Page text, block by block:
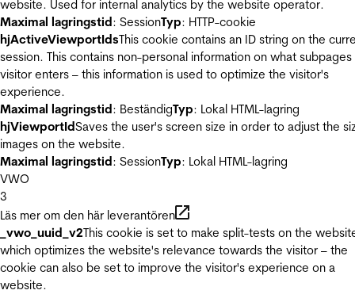
website. Used for internal analytics by the website operator.
Maximal lagringstid: SessionTyp: HTTP-cookie
hjActiveViewportIdsThis cookie contains an ID string on the
session. This contains non-personal information on what
visitor enters – this information is used to optimize the visitor's
experience.
Maximal lagringstid: BeständigTyp: Lokal HTML-lagring
hjViewportIdSaves the user's screen size in order to adjust the
images on the website.
Maximal lagringstid: SessionTyp: Lokal HTML-lagring
VWO
3
Läs mer om den här leverantören
_vwo_uuid_v2This cookie is set to make split-tests on the
which optimizes the website's relevance towards the visitor – the
cookie can also be set to improve the visitor's experience on a
website.